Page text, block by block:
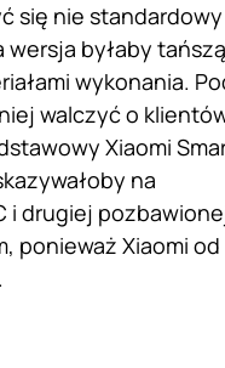
się nie standardowy
wersja byłaby tańszą
wykonania.
walczyć o
Xiaomi
na
i drugiej
ponieważ Xiaomi od